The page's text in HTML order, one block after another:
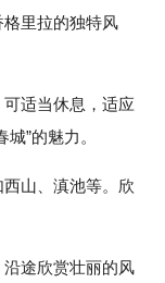
里拉的独特风
适当休息，适应
”的魅力。
山、滇池等。欣
途欣赏壮丽的风